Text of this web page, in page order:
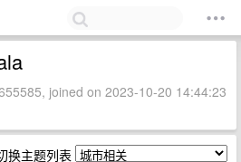
joined on 2023-10-20 14:44:23
换主题列表